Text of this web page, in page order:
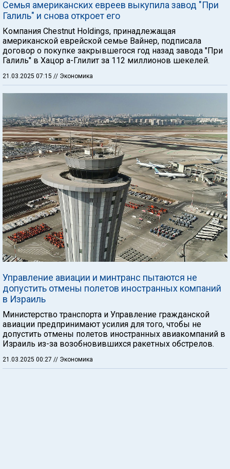
Семья американских евреев выкупила завод "При
Галиль" и снова откроет его
Компания Chestnut Holdings, принадлежащая
американской еврейской семье Вайнер, подписала
договор о покупке закрывшегося год назад завода "При
Галиль" в Хацор а-Глилит за 112 миллионов шекелей.
21.03.2025 07:15 // Экономика
Управление авиации и минтранс пытаются не
допустить отмены полетов иностранных компаний
в Израиль
Министерство транспорта и Управление гражданской
авиации предпринимают усилия для того, чтобы не
допустить отмены полетов иностранных авиакомпаний в
Израиль из-за возобновившихся ракетных обстрелов.
21.03.2025 00:27 // Экономика